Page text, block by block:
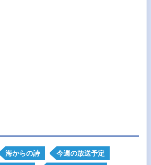
海からの詩 今週の放送予定